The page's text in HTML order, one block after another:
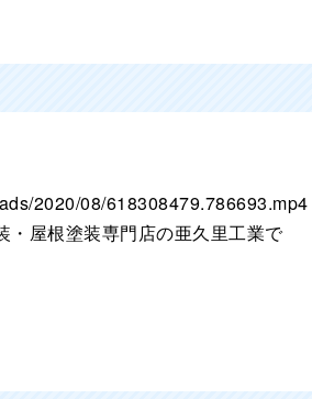
2020/08/618308479.786693.mp4
屋根塗装専門店の亜久里工業で